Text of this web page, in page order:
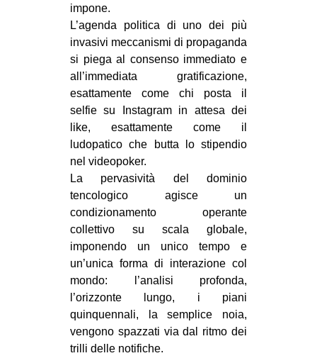
impone.
L’agenda politica di uno dei più
invasivi meccanismi di propaganda
si piega al consenso immediato e
all’immediata gratificazione,
esattamente come chi posta il
selfie su Instagram in attesa dei
like, esattamente come il
ludopatico che butta lo stipendio
nel videopoker.
La pervasività del dominio
tencologico agisce un
condizionamento operante
collettivo su scala globale,
imponendo un unico tempo e
un’unica forma di interazione col
mondo: l’analisi profonda,
l’orizzonte lungo, i piani
quinquennali, la semplice noia,
vengono spazzati via dal ritmo dei
trilli delle notifiche.